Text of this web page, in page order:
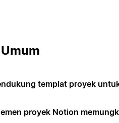
templat proyek
proyek Notion